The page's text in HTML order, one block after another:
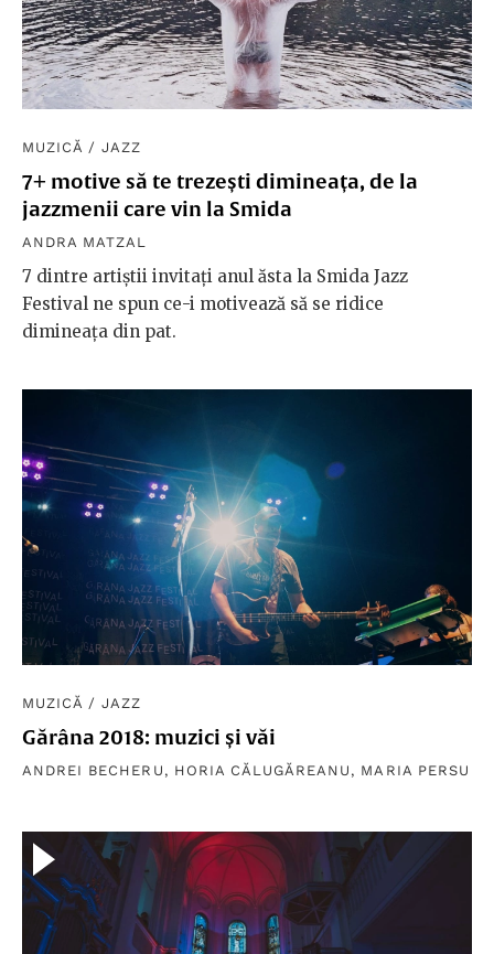
MUZICĂ /JAZZ
7+ motive să te trezești dimineața, de la
jazzmenii care vin la Smida
ANDRA MATZAL
7 dintre artiștii invitați anul ăsta la Smida Jazz
Festival ne spun ce-i motivează să se ridice
dimineața din pat.
MUZICĂ /JAZZ
Gărâna 2018: muzici și văi
ANDREI BECHERU , HORIA CĂLUGĂREANU , MARIA PERSU